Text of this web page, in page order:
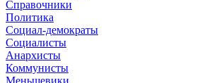
Справочники
Политика
Социал-демократы
Социалисты
Анархисты
Коммунисты
Меньшевики